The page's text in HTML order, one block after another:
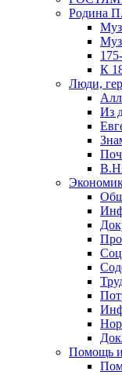
Родина
К
Люди,
Из
Помощь